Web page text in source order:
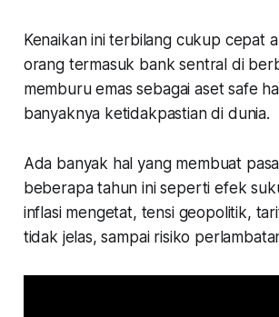
Kenaikan ini terbilang cukup cepat
orang termasuk bank sentral di
memburu emas sebagai aset safe
banyaknya ketidakpastian di dunia.
Ada banyak hal yang membuat
beberapa tahun ini seperti efek
inflasi mengetat, tensi geopolitik,
tidak jelas, sampai risiko